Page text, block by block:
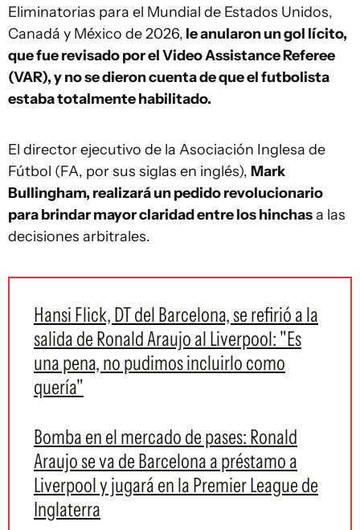
Eliminatorias para el Mundial de Estados Unidos,
Canadá y México de 2026, le anularon un gol lícito,
que fue revisado por el Video Assistance Referee
(VAR), y no se dieron cuenta de que el futbolista
estaba totalmente habilitado.
El director ejecutivo de la Asociación Inglesa de
Fútbol (FA, por sus siglas en inglés), Mark
Bullingham, realizará un pedido revolucionario
para brindar mayor claridad entre los hinchasa las
decisiones arbitrales.
Hansi Flick, DT del Barcelona, se refirió a la
salida de Ronald Araujo al Liverpool: "Es
una pena, no pudimos incluirlo como
quería"
Bomba en el mercado de pases: Ronald
Araujo se va de Barcelona a préstamo a
Liverpool y jugará en la Premier League de
Inglaterra